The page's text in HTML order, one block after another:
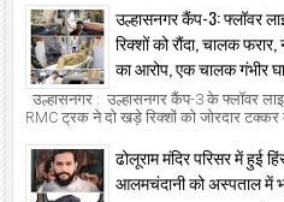
उल्हासनगर कैंप-3: फ्लॉवर
रिक्शों को रौंदा, चालक
का आरोप, एक चालक गंभीर
उल्हासनगर : उल्हासनगर कैंप-3 के फ्लॉवर
RMC ट्रक ने दो खड़े रिक्शों को जोरदार टक्कर
ढोलूराम मंदिर परिसर में हुई
आलमचंदानी को अस्पताल में